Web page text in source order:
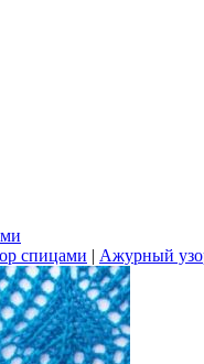
спицами | Ажурный